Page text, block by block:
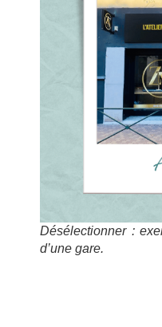
Désélectionner :
d’une gare.